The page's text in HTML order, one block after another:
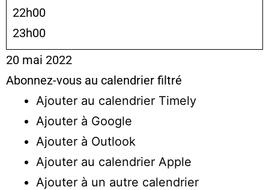
22h00
23h00
20 mai 2022
Abonnez-vous au calendrier filtré
Ajouter au calendrier Timely
Ajouter à Google
Ajouter à Outlook
Ajouter au calendrier Apple
Ajouter à un autre calendrier